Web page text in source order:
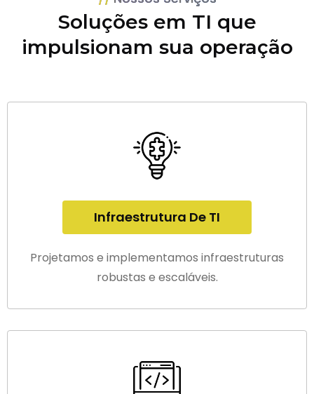
Soluções em TI que
impulsionam sua operação
Infraestrutura De TI
Projetamos e implementamos infraestruturas
robustas e escaláveis.